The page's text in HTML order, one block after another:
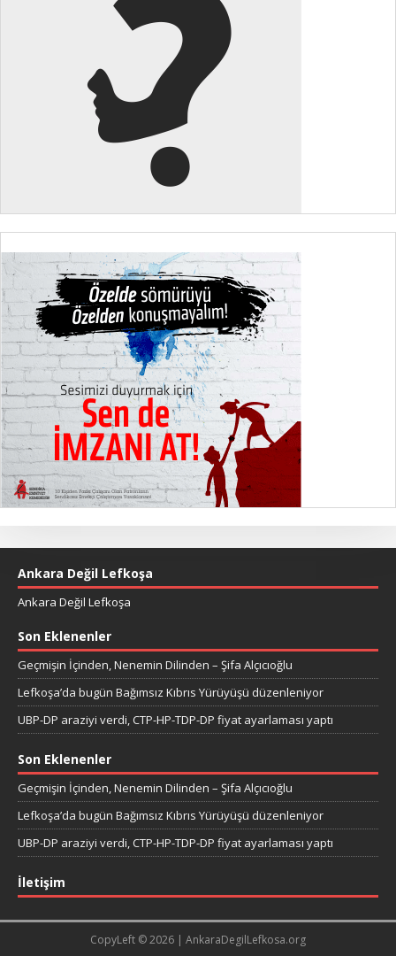
Ankara Değil Lefkoşa
Ankara Değil Lefkoşa
Son Eklenenler
Geçmişin İçinden, Nenemin Dilinden – Şifa Alçıcıoğlu
Lefkoşa’da bugün Bağımsız Kıbrıs Yürüyüşü düzenleniyor
UBP-DP araziyi verdi, CTP-HP-TDP-DP fiyat ayarlaması yaptı
Son Eklenenler
Geçmişin İçinden, Nenemin Dilinden – Şifa Alçıcıoğlu
Lefkoşa’da bugün Bağımsız Kıbrıs Yürüyüşü düzenleniyor
UBP-DP araziyi verdi, CTP-HP-TDP-DP fiyat ayarlaması yaptı
İletişim
CopyLeft © 2026 | AnkaraDegilLefkosa.org